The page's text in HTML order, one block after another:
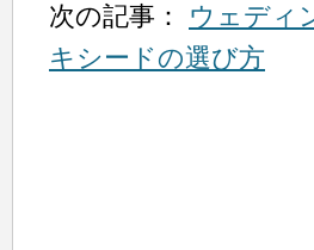
次の記事： ウェディ
キシードの選び方